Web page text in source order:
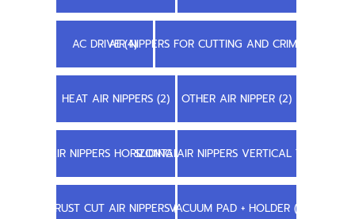
AC DRIVE (4)AIR NIPPERS FOR CUTTING AND CRIMPING (22)
HEAT AIR NIPPERS (2) OTHER AIR NIPPER (2)
SLIDING AIR NIPPERS HORIZONTAL TYPE (7)SLIDING AIR NIPPERS VERTICAL TYPE (8)
TRUST CUT AIR NIPPERS (1)VACUUM PAD + HOLDER (1)